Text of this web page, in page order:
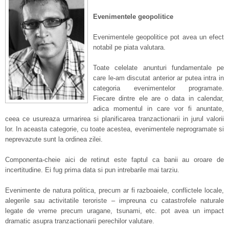
Evenimentele geopolitice
Evenimentele geopolitice pot avea un efect
notabil pe piata valutara.
Toate celelate anunturi fundamentale pe
care le-am discutat anterior ar putea intra in
categoria evenimentelor programate.
Fiecare dintre ele are o data in calendar,
adica momentul in care vor fi anuntate,
ceea ce usureaza urmarirea si planificarea tranzactionarii in jurul valorii
lor. In aceasta categorie, cu toate acestea, evenimentele neprogramate si
neprevazute sunt la ordinea zilei.
Componenta-cheie aici de retinut este faptul ca banii au oroare de
incertitudine. Ei fug prima data si pun intrebarile mai tarziu.
Evenimente de natura politica, precum ar fi razboaiele, conflictele locale,
alegerile sau activitatile teroriste – impreuna cu catastrofele naturale
legate de vreme precum uragane, tsunami, etc. pot avea un impact
dramatic asupra tranzactionarii perechilor valutare.